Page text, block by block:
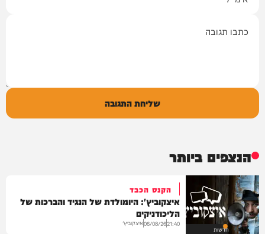
שליחת התגובה
הנצפים ביותר
חדשות
הקנס הכבד
איצקוביץ': היומולדת של הנגיד והברכות של
הליכודניקים
21:40
06/08/26איצקוביץ'